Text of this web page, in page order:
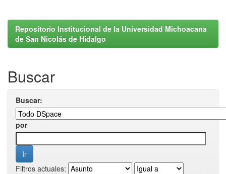
Repositorio Institucional de la Universidad Michoacana
de San Nicolás de Hidalgo
Buscar
Buscar:
por
Filtros actuales: